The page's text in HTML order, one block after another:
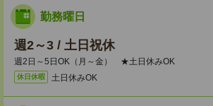
勤務曜日
週2～3 / 土日祝休
週2日～5日OK（月～金） ★土日休みOK
休日休暇 土日休みOK